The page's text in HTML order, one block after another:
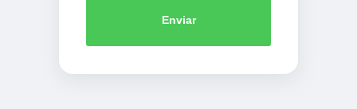
Enviar